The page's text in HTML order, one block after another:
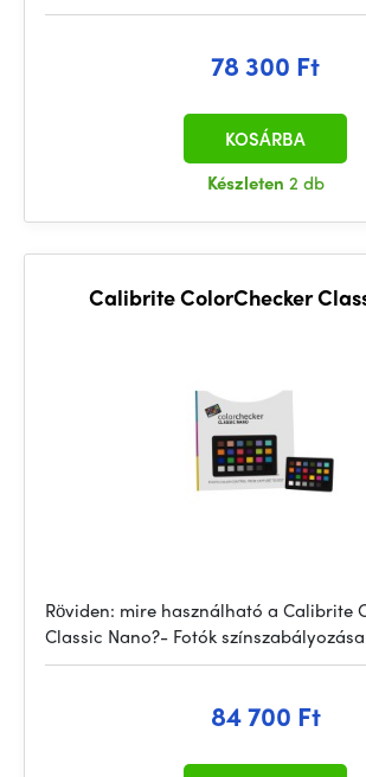
78 300 Ft
Készleten 2 db
KOSÁRBA
Calibrite ColorChecker
Röviden: mire használható a Calibrite
Classic Nano?- Fotók színszabályozása
84 700 Ft